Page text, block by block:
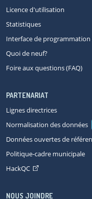
Licence d'utilisation
Statistiques
Interface de
Quoi de neuf?
Foire aux questions (FAQ)
PARTENARIAT
Lignes directrices
Normalisation des données
Données ouvertes de
Politique-cadre municipale
HackQC
NOUS JOINDRE